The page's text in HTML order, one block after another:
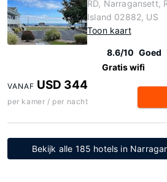
RD, Narragansett,
Island 02882, US
Toon kaart
8.6/10 Goed
Gratis wifi
VANAF USD 344
per kamer / per nacht
Bekijk alle 185 hotels in